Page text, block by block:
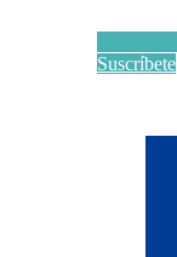
Suscríbete